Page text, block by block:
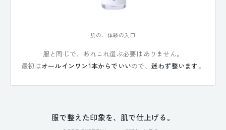
肌の、体験の入口
服と同じで、あれこれ選ぶ必要はありません。
最初はオールインワン1本からでいいので、 迷わず整います。
服で整えた印象を、肌で仕上げる。